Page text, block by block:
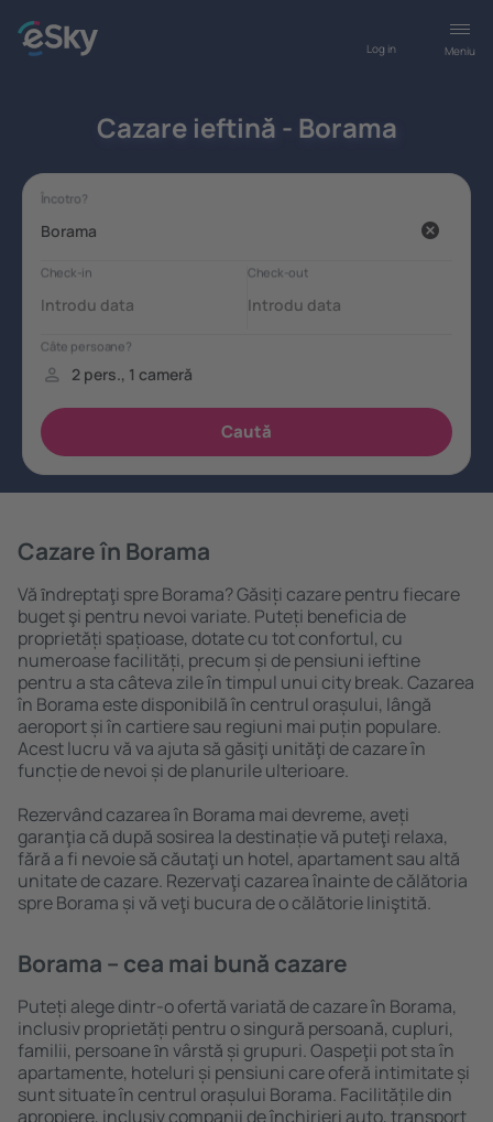
Meniu
Log in
Cazare ieftină - Borama
Cazare în Borama
Vă ȋndreptaţi spre Borama? Găsiți cazare pentru fiecare
buget şi pentru nevoi variate. Puteți beneficia de
proprietăți spațioase, dotate cu tot confortul, cu
numeroase facilități, precum și de pensiuni ieftine
pentru a sta câteva zile în timpul unui city break. Cazarea
în Borama este disponibilă în centrul orașului, lângă
aeroport și în cartiere sau regiuni mai puțin populare.
Acest lucru vă va ajuta să găsiţi unităţi de cazare în
funcție de nevoi și de planurile ulterioare.
Rezervând cazarea în Borama mai devreme, aveți
garanţia că după sosirea la destinație vă puteţi relaxa,
fără a fi nevoie să căutaţi un hotel, apartament sau altă
unitate de cazare. Rezervaţi cazarea înainte de călătoria
spre Borama și vă veţi bucura de o călătorie liniştită.
Borama – cea mai bună cazare
Puteți alege dintr-o ofertă variată de cazare în Borama,
inclusiv proprietăți pentru o singură persoană, cupluri,
familii, persoane ȋn vârstă și grupuri. Oaspeţii pot sta în
apartamente, hoteluri și pensiuni care oferă intimitate și
sunt situate în centrul orașului Borama. Facilitățile din
apropiere, inclusiv companii de închirieri auto, transport